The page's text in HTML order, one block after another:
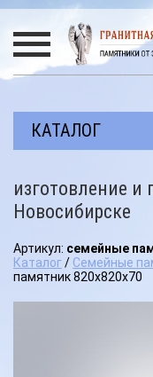
КАТАЛОГ
Авторские работы
Памятники
изготовление и
Новосибирске
Артикул: семейные
Каталог/ Семейные
памятник 820х820х70